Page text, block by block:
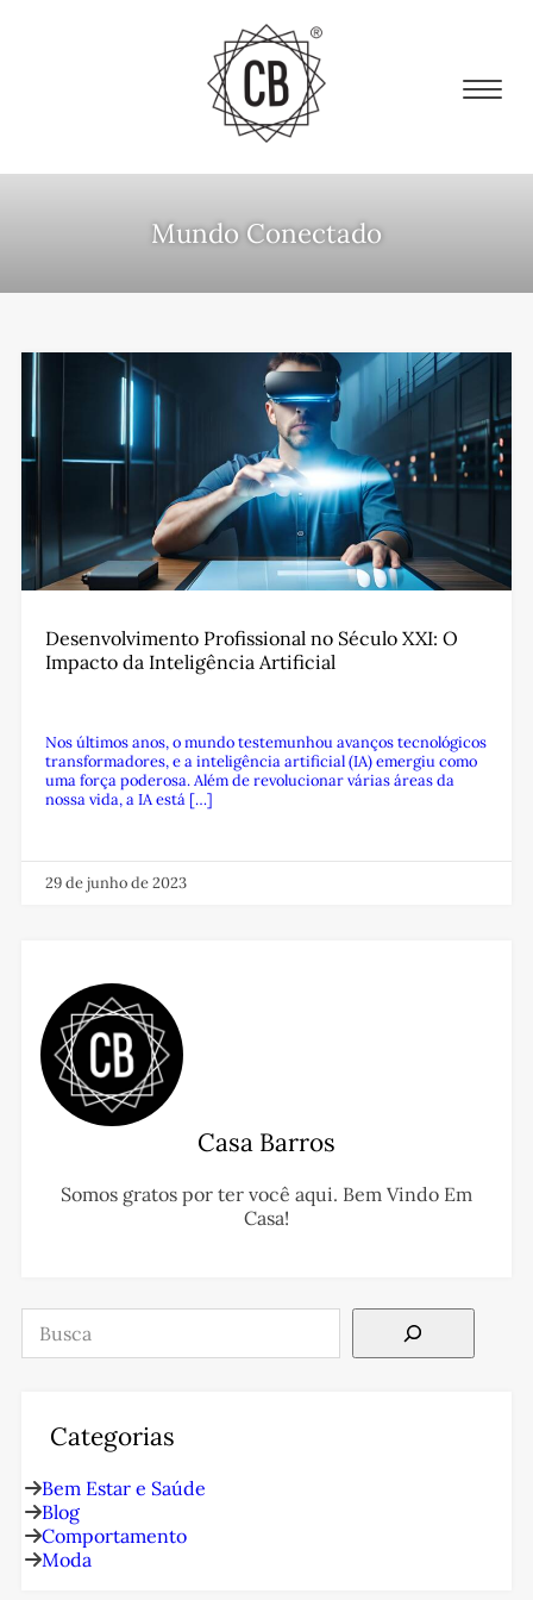
Mundo Conectado
Desenvolvimento Profissional no Século XXI: O
Impacto da Inteligência Artificial
Nos últimos anos, o mundo testemunhou avanços tecnológicos
transformadores, e a inteligência artificial (IA) emergiu como
uma força poderosa. Além de revolucionar várias áreas da
nossa vida, a IA está […]
29 de junho de 2023
Casa Barros
Somos gratos por ter você aqui. Bem Vindo Em
Casa!
Pesquisar
Categorias
Bem Estar e Saúde
Blog
Comportamento
Moda